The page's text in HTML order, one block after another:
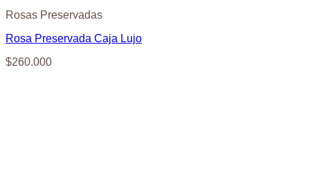
Rosas Preservadas
Rosa Preservada Caja Lujo
$260.000